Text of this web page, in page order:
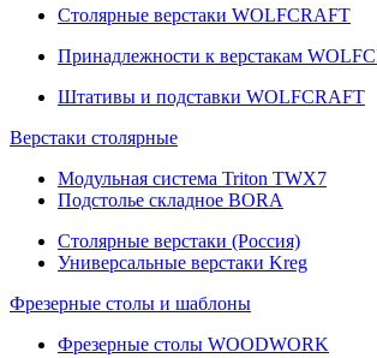
Столярные верстаки WOLFCRAFT
Принадлежности к верстакам
Штативы и подставки WOLFCRAFT
Верстаки столярные
Модульная система Triton TWX7
Подстолье складное BORA
Столярные верстаки (Россия)
Универсальные верстаки Kreg
Фрезерные столы и шаблоны
Фрезерные столы WOODWORK